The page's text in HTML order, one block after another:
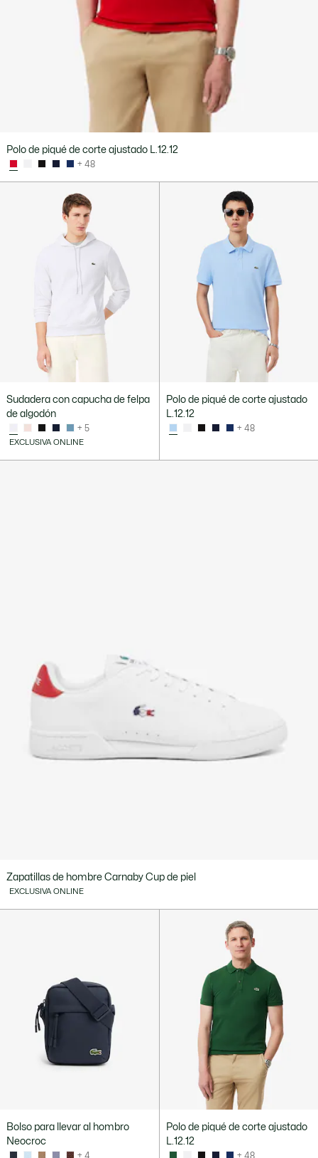
Polo de piqué de corte ajustado L.12.12
+ 48
Sudadera con capucha de felpa
de algodón
+ 5
EXCLUSIVA ONLINE
Polo de piqué de corte ajustado
L.12.12
+ 48
Zapatillas de hombre Carnaby Cup de piel
EXCLUSIVA ONLINE
Bolso para llevar al hombro
Neocroc
+ 4
Polo de piqué de corte ajustado
L.12.12
+ 48